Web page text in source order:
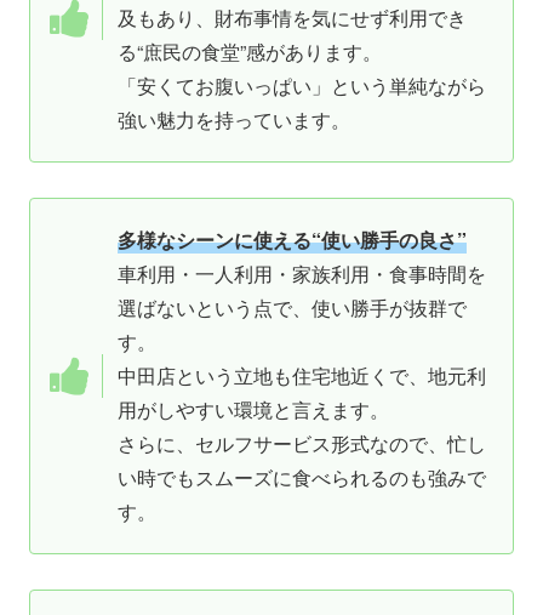
及もあり、財布事情を気にせず利用でき
る“庶民の食堂”感があります。
「安くてお腹いっぱい」という単純ながら
強い魅力を持っています。
多様なシーンに使える“使い勝手の良さ”
車利用・一人利用・家族利用・食事時間を
選ばないという点で、使い勝手が抜群で
す。
中田店という立地も住宅地近くで、地元利
用がしやすい環境と言えます。
さらに、セルフサービス形式なので、忙し
い時でもスムーズに食べられるのも強みで
す。